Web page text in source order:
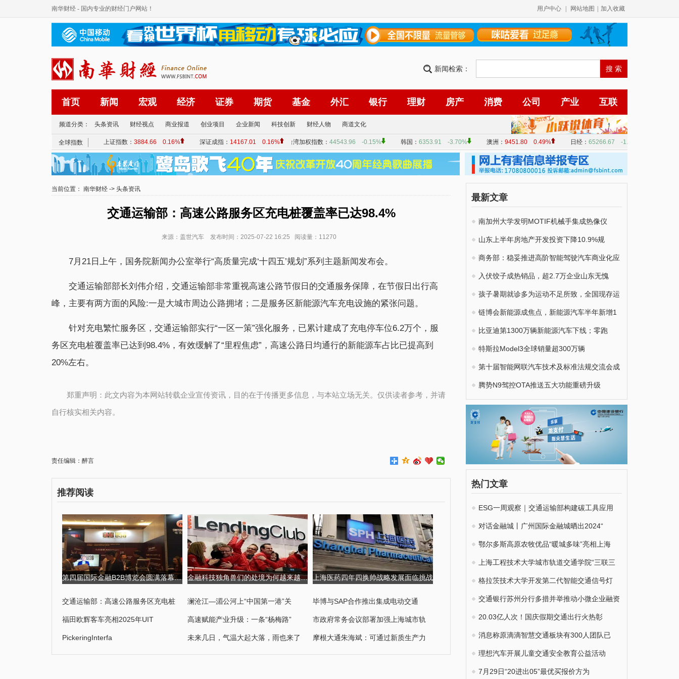
南华财经 - 国内专业的财经门户网站！ 用户中心 网站地图 加入收藏
新闻检索：
首页 新闻 宏观 经济 证券 期货 基金 外汇 银行 理财 房产 消费 公司 产业 互联
频道分类： 头条资讯 财经视点 商业报道 创业项目 企业新闻 科技创新 财经人物 商道文化
当前位置： 南华财经 -> 头条资讯
交通运输部：高速公路服务区充电桩覆盖率已达98.4%
来源：盖世汽车 发布时间：2025-07-22 16:25 阅读量：11270
7月21日上午，国务院新闻办公室举行“高质量完成‘十四五’规划”系列主题新闻发布会。
交通运输部部长刘伟介绍，交通运输部非常重视高速公路节假日的交通服务保障，在节假日出行高
峰，主要有两方面的风险:一是大城市周边公路拥堵；二是服务区新能源汽车充电设施的紧张问题。
针对充电繁忙服务区，交通运输部实行“一区一策”强化服务，已累计建成了充电停车位6.2万个，服
务区充电桩覆盖率已达到98.4%，有效缓解了“里程焦虑”，高速公路日均通行的新能源车占比已提高到
20%左右。
郑重声明：此文内容为本网站转载企业宣传资讯，目的在于传播更多信息，与本站立场无关。仅供读者参考，并请
自行核实相关内容。
责任编辑：醉言
推荐阅读
第四届国际金融B2B博览会圆满落幕,USGFX大放异彩 第四届京剧票友大 金融科技独角兽们的处境为何越来越尴尬? 上海医药四年四换帅战略发展面临挑战
交通运输部：高速公路服务区充电桩 澜沧江—湄公河上“中国第一港”关 毕博与SAP合作推出集成电动交通
福田欧辉客车亮相2025年UIT 高速赋能产业升级：一条“杨梅路” 市政府常务会议部署加强上海城市轨
PickeringInterfa 未来几日，气温大起大落，雨也来了 摩根大通朱海斌：可通过新质生产力
最新文章
南加州大学发明MOTIF机械手集成热像仪
山东上半年房地产开发投资下降10.9%规
商务部：稳妥推进高阶智能驾驶汽车商业化应
入伏饺子成热销品，超2.7万企业山东无愧
孩子暑期就诊多为运动不足所致，全国现存运
链博会新能源成焦点，新能源汽车半年新增1
比亚迪第1300万辆新能源汽车下线；零跑
特斯拉Model3全球销量超300万辆
第十届智能网联汽车技术及标准法规交流会成
腾势N9驾控OTA推送五大功能重磅升级
热门文章
ESG一周观察｜交通运输部构建碳工具应用
对话金融城丨广州国际金融城晒出2024“
鄂尔多斯高原农牧优品“暖城多味”亮相上海
上海工程技术大学城市轨道交通学院“三联三
格拉茨技术大学开发第二代智能交通信号灯
交通银行苏州分行多措并举推动小微企业融资
20.03亿人次！国庆假期交通出行火热彰
消息称原滴滴智慧交通板块有300人团队已
理想汽车开展儿童交通安全教育公益活动
7月29日“20进出05”最优买报价方为